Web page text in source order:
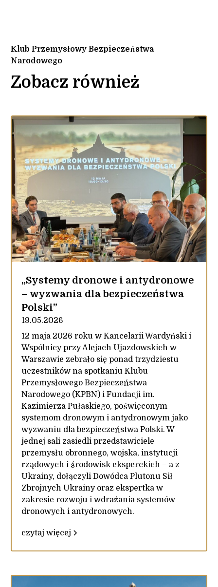
Klub Przemysłowy Bezpieczeństwa
Narodowego
Zobacz również
„Systemy dronowe i antydronowe
– wyzwania dla bezpieczeństwa
Polski”
19.05.2026
12 maja 2026 roku w Kancelarii Wardyński i
Wspólnicy przy Alejach Ujazdowskich w
Warszawie zebrało się ponad trzydziestu
uczestników na spotkaniu Klubu
Przemysłowego Bezpieczeństwa
Narodowego (KPBN) i Fundacji im.
Kazimierza Pułaskiego, poświęconym
systemom dronowym i antydronowym jako
wyzwaniu dla bezpieczeństwa Polski. W
jednej sali zasiedli przedstawiciele
przemysłu obronnego, wojska, instytucji
rządowych i środowisk eksperckich – a z
Ukrainy, dołączyli Dowódca Plutonu Sił
Zbrojnych Ukrainy oraz ekspertka w
zakresie rozwoju i wdrażania systemów
dronowych i antydronowych.
czytaj więcej